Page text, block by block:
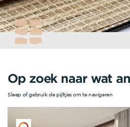
Op zoek naar wat
Sleep of gebruik de pijltjes om te navigeren